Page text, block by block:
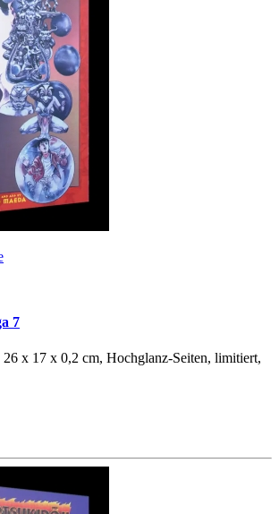
7
x 17 x 0,2 cm, Hochglanz-Seiten, limitiert,